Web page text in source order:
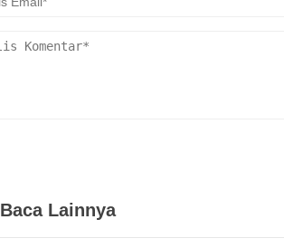
Baca Lainnya